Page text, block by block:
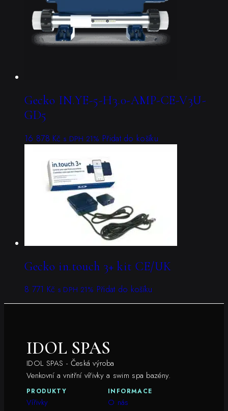
Gecko IN.YE-5-H3.0-AMP-CE-V3U-
GD5
16 878 Kč s DPH 21% Přidat do košíku
Gecko in.touch 3+ kit CE/UK
8 771 Kč s DPH 21% Přidat do košíku
IDOL SPAS
IDOL SPAS - Česká výroba
Venkovní a vnitřní vířivky a swim spa bazény.
PRODUKTY
Vířivky
INFORMACE
O nás